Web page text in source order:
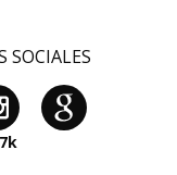
SOCIALES